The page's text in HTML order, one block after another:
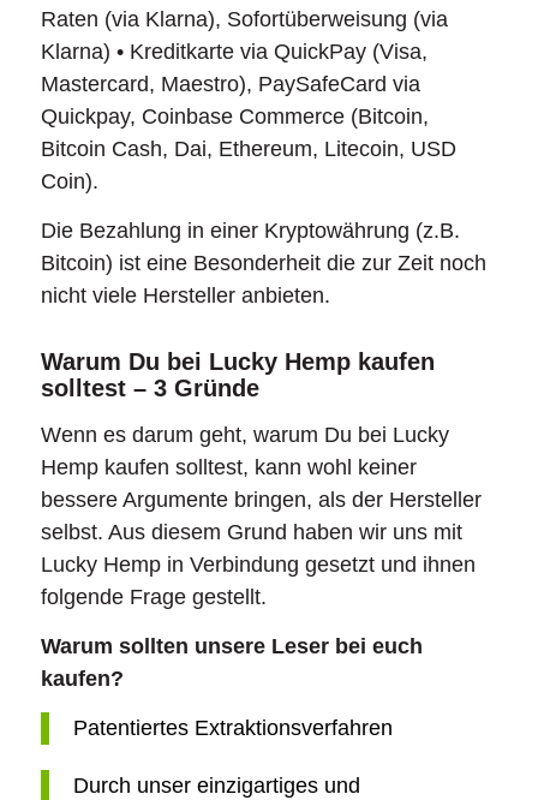
Raten (via Klarna), Sofortüberweisung (via
Klarna) • Kreditkarte via QuickPay (Visa,
Mastercard, Maestro), PaySafeCard via
Quickpay, Coinbase Commerce (Bitcoin,
Bitcoin Cash, Dai, Ethereum, Litecoin, USD
Coin).
Die Bezahlung in einer Kryptowährung (z.B.
Bitcoin) ist eine Besonderheit die zur Zeit noch
nicht viele Hersteller anbieten.
Warum Du bei Lucky Hemp kaufen
solltest – 3 Gründe
Wenn es darum geht, warum Du bei Lucky
Hemp kaufen solltest, kann wohl keiner
bessere Argumente bringen, als der Hersteller
selbst. Aus diesem Grund haben wir uns mit
Lucky Hemp in Verbindung gesetzt und ihnen
folgende Frage gestellt.
Warum sollten unsere Leser bei euch
kaufen?
Patentiertes Extraktionsverfahren
Durch unser einzigartiges und